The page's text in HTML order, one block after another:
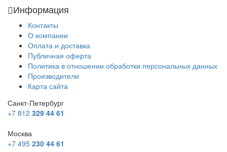
Информация
Контакты
О компании
Оплата и доставка
Публичная оферта
Политика в отношении обработки персональных данных
Производители
Карта сайта
Санкт-Петербург
+7 812 329 44 61
Москва
+7 495 230 44 61